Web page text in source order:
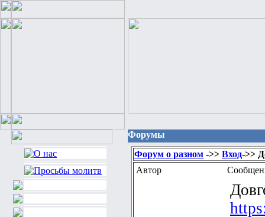
Форумы
Форум о разном ->> Вход->>
Автор